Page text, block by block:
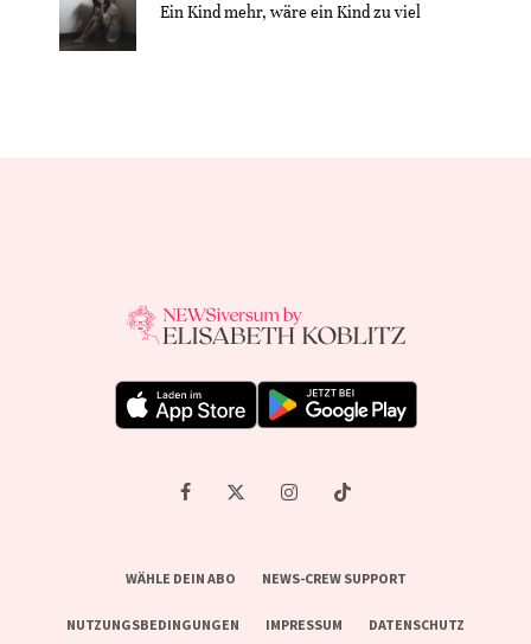
Ein Kind mehr, wäre ein Kind zu viel
WÄHLE DEIN ABO NEWS-CREW SUPPORT
NUTZUNGSBEDINGUNGEN IMPRESSUM DATENSCHUTZ